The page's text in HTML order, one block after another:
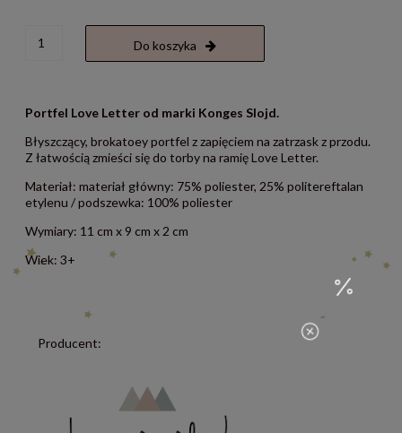
Do koszyka
Portfel Love Letter od marki Konges Slojd.
Błyszczący, brokatoey portfel z zapięciem na zatrzask z przodu.
Z łatwością zmieści się do torby na ramię Love Letter.
Materiał: materiał główny: 75% poliester, 25% politereftalan
etylenu / podszewka: 100% poliester
Wymiary: 11 cm x 9 cm x 2 cm
Wiek: 3+
Producent: